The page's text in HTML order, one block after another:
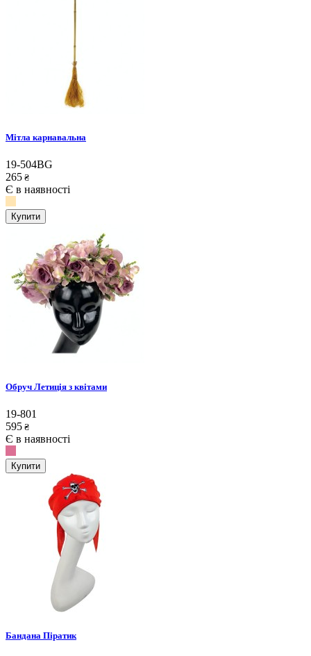
Мітла карнавальна
19-504BG
265 ₴
Є в наявності
Купити
Обруч Летиція з квітами
19-801
595 ₴
Є в наявності
Купити
Бандана Піратик